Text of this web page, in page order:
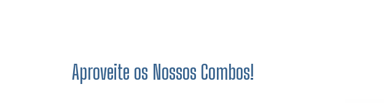
Aproveite os Nossos Combos!